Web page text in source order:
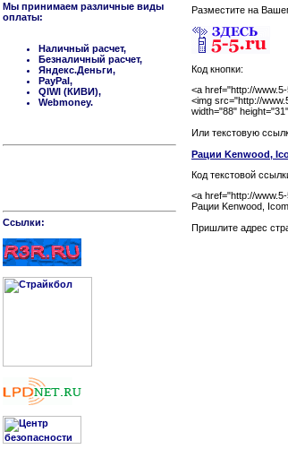
Мы принимаем различные виды
оплаты:
Наличный расчет,
Безналичный расчет,
Яндекс.Деньги,
PayPal,
QIWI (КИВИ),
Webmoney.
Cсылки:
Разместите на
Код кнопки:
<a href="http://
<img src="http://
width="88"
Или текстовую
Рации Kenwood,
Код текстовой
<a href="http://
Рации Kenwood,
Пришлите адрес